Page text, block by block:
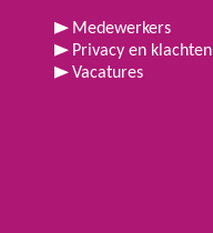
Medewerkers
Privacy en klachten
Vacatures